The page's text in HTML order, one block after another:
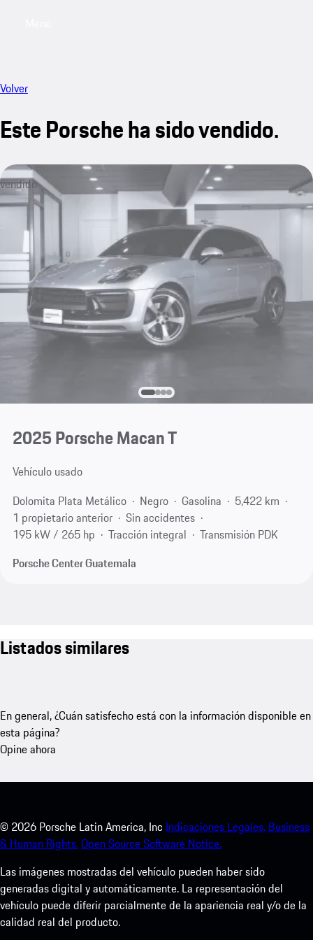
Volver
Este Porsche ha sido vendido.
vendido
2025 Porsche Macan T
Vehículo usado
Dolomita Plata Metálico
Negro Gasolina
5,422 km
1 propietario anterior
Sin accidentes
195 kW / 265 hp
Tracción integral
Transmisión PDK
Porsche Center Guatemala
Listados similares
En general, ¿Cuán satisfecho está con la información disponible en
esta página?
Opine ahora
© 2026 Porsche Latin America, Inc Indicaciones Legales. Business
& Human Rights.Open Source Software Notice.
Las imágenes mostradas del vehículo pueden haber sido
generadas digital y automáticamente. La representación del
vehículo puede diferir parcialmente de la apariencia real y/o de la
calidad real del producto.